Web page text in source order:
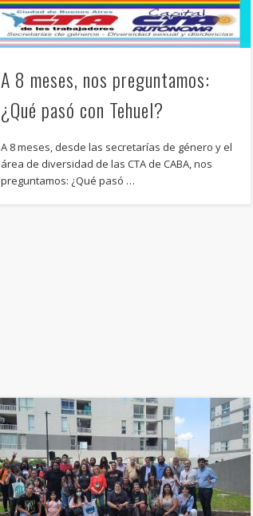
A 8 meses, nos preguntamos:
¿Qué pasó con Tehuel?
A 8 meses, desde las secretarías de género y el
área de diversidad de las CTA de CABA, nos
preguntamos: ¿Qué pasó …